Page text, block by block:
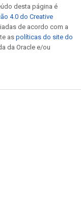
desta página é
4.0 do Creative
de acordo com a
aspolíticas do site do
da Oracle e/ou